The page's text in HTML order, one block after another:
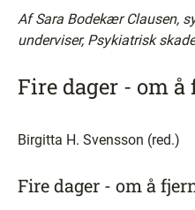
Af Sara Bodekær Clausen,
underviser, Psykiatrisk
Fire dager - om å
Birgitta H. Svensson (red.)
Fire dager - om å